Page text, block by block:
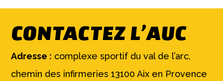
CONTACTEZ L’AUC
Adresse : complexe sportif du val de l’arc,
chemin des infirmeries 13100 Aix en Provence